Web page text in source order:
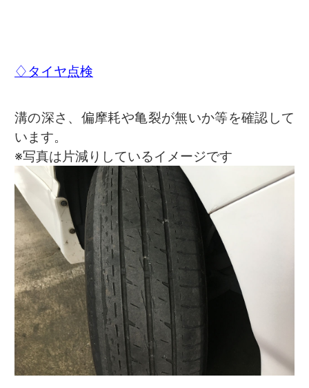
♢タイヤ点検
溝の深さ、偏摩耗や亀裂が無いか等を確認して
います。
※写真は片減りしているイメージです